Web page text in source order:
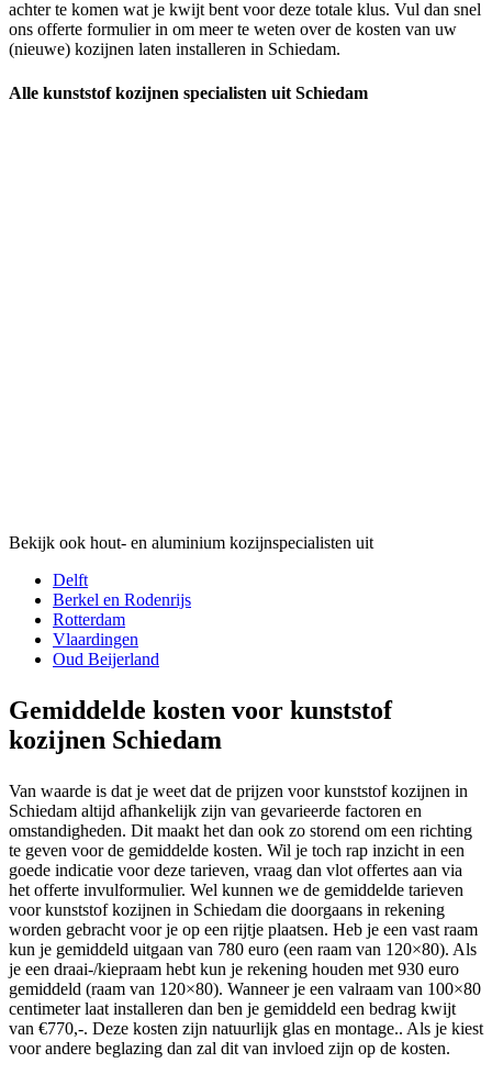
achter te komen wat je kwijt bent voor deze totale klus. Vul dan snel
ons offerte formulier in om meer te weten over de kosten van uw
(nieuwe) kozijnen laten installeren in Schiedam.
Alle kunststof kozijnen specialisten uit Schiedam
Bekijk ook hout- en aluminium kozijnspecialisten uit
Delft
Berkel en Rodenrijs
Rotterdam
Vlaardingen
Oud Beijerland
Gemiddelde kosten voor kunststof
kozijnen Schiedam
Van waarde is dat je weet dat de prijzen voor kunststof kozijnen in
Schiedam altijd afhankelijk zijn van gevarieerde factoren en
omstandigheden. Dit maakt het dan ook zo storend om een richting
te geven voor de gemiddelde kosten. Wil je toch rap inzicht in een
goede indicatie voor deze tarieven, vraag dan vlot offertes aan via
het offerte invulformulier. Wel kunnen we de gemiddelde tarieven
voor kunststof kozijnen in Schiedam die doorgaans in rekening
worden gebracht voor je op een rijtje plaatsen. Heb je een vast raam
kun je gemiddeld uitgaan van 780 euro (een raam van 120×80). Als
je een draai-/kiepraam hebt kun je rekening houden met 930 euro
gemiddeld (raam van 120×80). Wanneer je een valraam van 100×80
centimeter laat installeren dan ben je gemiddeld een bedrag kwijt
van €770,-. Deze kosten zijn natuurlijk glas en montage.. Als je kiest
voor andere beglazing dan zal dit van invloed zijn op de kosten.